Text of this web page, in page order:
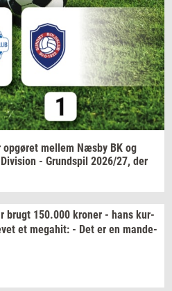
et nyhedsoverblik, samt
brugerfordele på mail. Det er altid
Privatlivspolitik.
op­gø­ret mel­lem Næsby BK og
Di­vi­sion - Grund­spil 2026/27, der
brugt 150.000 kro­ner - hans kur­
et me­ga­hit: - Det er en mande-​